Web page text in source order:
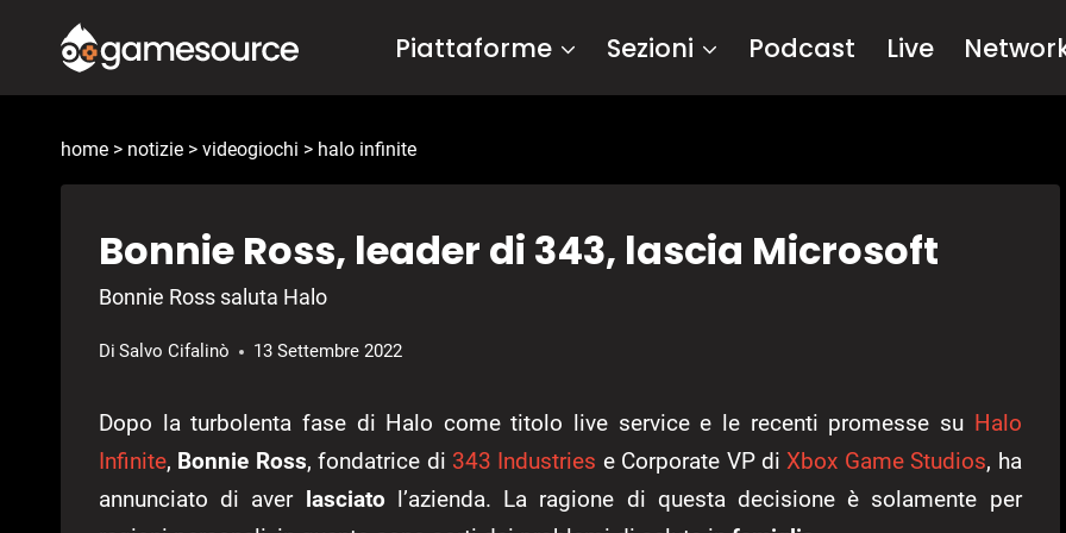
contenuto
Piattaforme Sezioni Podcast Live
home > notizie > videogiochi > halo infinite
Bonnie Ross, leader di 343, lascia Microsoft
Bonnie Ross saluta Halo
Di Salvo Cifalinò 13 Settembre 2022
Dopo la turbolenta fase di Halo come titolo live service e le recenti promesse su Halo
Infinite, Bonnie Ross, fondatrice di 343 Industries e Corporate VP diXbox Game Studios, ha
annunciato di aver lasciato l’azienda. La ragione di questa decisione è solamente per